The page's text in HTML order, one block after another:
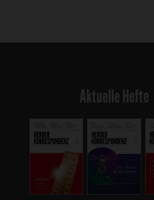
Aktuelle Hefte